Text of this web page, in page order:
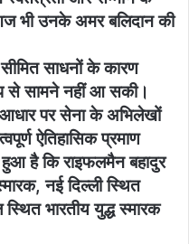
भी उनके अमर बलिदान की
साधनों के कारण
से सामने नहीं आ सकी।
पर सेना के अभिलेखों
ऐतिहासिक प्रमाण
हुआ है कि राइफलमैन बहादुर
नई दिल्ली स्थित
भारतीय युद्ध स्मारक